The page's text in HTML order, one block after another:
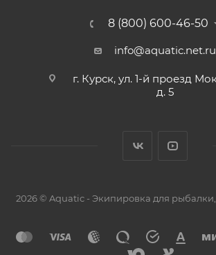
8 (800) 600-46-50
info@aquatic.net.ru
г. Курск, ул. 1-й проезд
д. 5
2026 © Aquatic - Экипировка для рыбалки,